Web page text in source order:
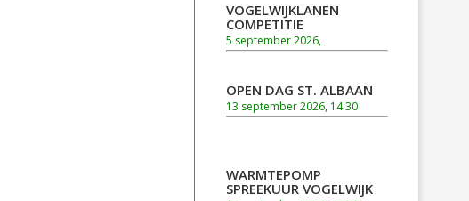
VOGELWIJKLANEN
COMPETITIE
5 september 2026,
OPEN DAG ST. ALBAAN
13 september 2026, 14:30
WARMTEPOMP
SPREEKUUR VOGELWIJK